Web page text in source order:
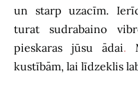
un starp uzacīm.
turat sudrabaino
pieskaras jūsu ādai.
kustībām, lai līdzeklis